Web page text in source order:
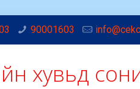
90001603
хувьд